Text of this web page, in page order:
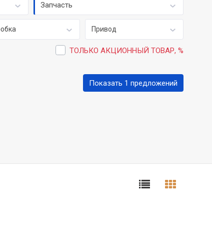
Запчасть
Привод
ТОЛЬКО АКЦИОННЫЙ ТОВАР, %
Показать 1 предложений